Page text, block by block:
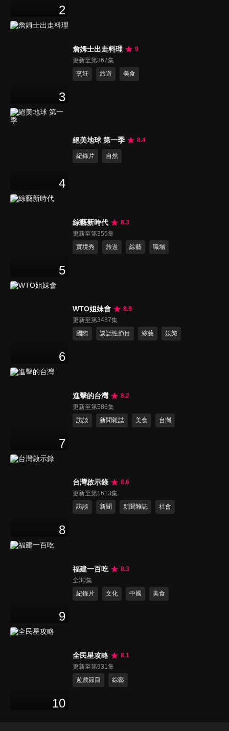
2
3
詹姆士出走料理
9
更新至第367集
烹飪
旅遊 美食
4
絕美地球 第一季 8.4
紀錄片 自然
5
綜藝新時代
8.3
更新至第355集
實境秀
旅遊 綜藝 職場
6
WTO姐妹會
8.9
更新至第3487集
國際
談話性節目 綜藝 娛樂
7
進擊的台灣
8.2
更新至第586集
訪談
新聞雜誌 美食 台灣
8
台灣啟示錄
8.6
更新至第1613集
訪談
新聞 新聞雜誌 社會
9
福建一百吃
8.3
全30集
紀錄片
文化 中國 美食
10
全民星攻略
8.1
更新至第931集
遊戲節目
綜藝